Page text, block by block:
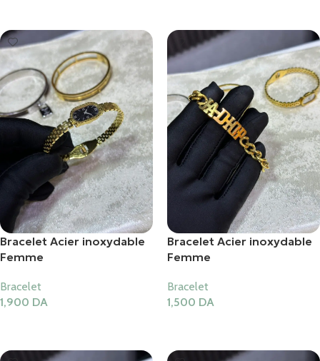
Bracelet Acier inoxydable
Femme
Bracelet
1,900 DA
Bracelet Acier inoxydable
Femme
Bracelet
1,500 DA